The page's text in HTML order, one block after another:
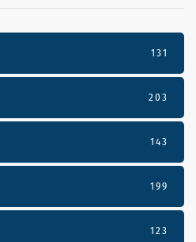
131
203
143
199
123